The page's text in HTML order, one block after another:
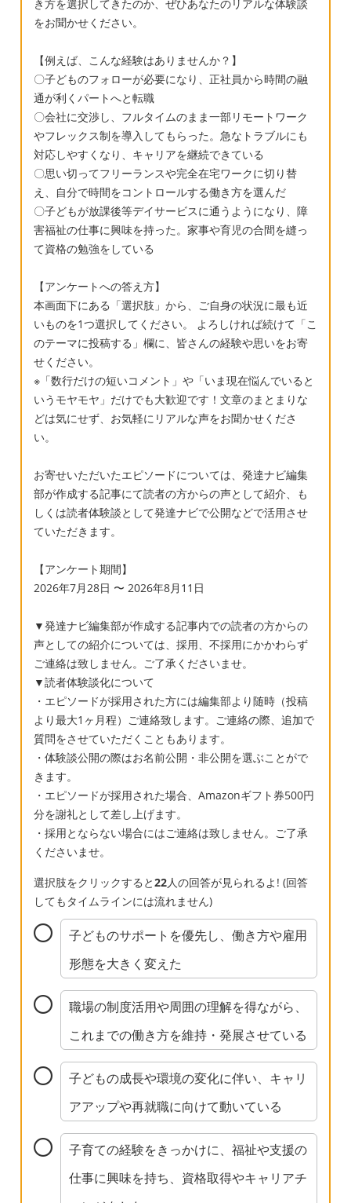
き方を選択してきたのか、ぜひあなたのリアルな体験談
をお聞かせください。
【例えば、こんな経験はありませんか？】
〇子どものフォローが必要になり、正社員から時間の融
通が利くパートへと転職
〇会社に交渉し、フルタイムのまま一部リモートワーク
やフレックス制を導入してもらった。急なトラブルにも
対応しやすくなり、キャリアを継続できている
〇思い切ってフリーランスや完全在宅ワークに切り替
え、自分で時間をコントロールする働き方を選んだ
〇子どもが放課後等デイサービスに通うようになり、障
害福祉の仕事に興味を持った。家事や育児の合間を縫っ
て資格の勉強をしている
【アンケートへの答え方】
本画面下にある「選択肢」から、ご自身の状況に最も近
いものを1つ選択してください。 よろしければ続けて「こ
のテーマに投稿する」欄に、皆さんの経験や思いをお寄
せください。
※「数行だけの短いコメント」や「いま現在悩んでいると
いうモヤモヤ」だけでも大歓迎です！文章のまとまりな
どは気にせず、お気軽にリアルな声をお聞かせくださ
い。
お寄せいただいたエピソードについては、発達ナビ編集
部が作成する記事にて読者の方からの声として紹介、も
しくは読者体験談として発達ナビで公開などで活用させ
ていただきます。
【アンケート期間】
2026年7月28日 〜 2026年8月11日
▼発達ナビ編集部が作成する記事内での読者の方からの
声としての紹介については、採用、不採用にかかわらず
ご連絡は致しません。ご了承くださいませ。
▼読者体験談化について
・エピソードが採用された方には編集部より随時（投稿
より最大1ヶ月程）ご連絡致します。ご連絡の際、追加で
質問をさせていただくこともあります。
・体験談公開の際はお名前公開・非公開を選ぶことがで
きます。
・エピソードが採用された場合、Amazonギフト券500円
分を謝礼として差し上げます。
・採用とならない場合にはご連絡は致しません。ご了承
くださいませ。
選択肢をクリックすると22人の回答が見られるよ! (回答
してもタイムラインには流れません)
子どものサポートを優先し、働き方や雇用
形態を大きく変えた
職場の制度活用や周囲の理解を得ながら、
これまでの働き方を維持・発展させている
子どもの成長や環境の変化に伴い、キャリ
アアップや再就職に向けて動いている
子育ての経験をきっかけに、福祉や支援の
仕事に興味を持ち、資格取得やキャリアチ